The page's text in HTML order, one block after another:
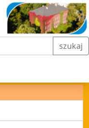
szukaj